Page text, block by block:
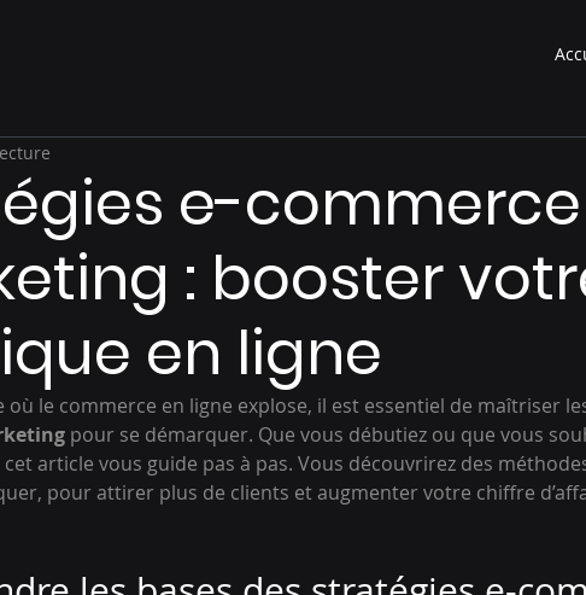
e-commerce
: booster
en ligne
où le commerce en ligne explose, il est essentiel de maîtriser
pour se démarquer. Que vous débutiez ou que vous
article vous guide pas à pas. Vous découvrirez des
pour attirer plus de clients et augmenter votre chiffre